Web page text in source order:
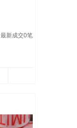
最新成交0笔